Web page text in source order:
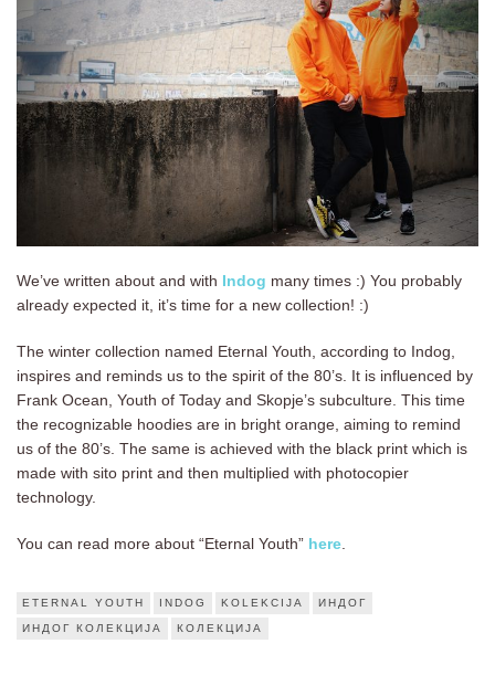
We’ve written about and with Indog many times :) You probably
already expected it, it’s time for a new collection! :)
The winter collection named Eternal Youth, according to Indog,
inspires and reminds us to the spirit of the 80’s. It is influenced by
Frank Ocean, Youth of Today and Skopje’s subculture. This time
the recognizable hoodies are in bright orange, aiming to remind
us of the 80’s. The same is achieved with the black print which is
made with sito print and then multiplied with photocopier
technology.
You can read more about “Eternal Youth” here.
ETERNAL YOUTH INDOG KOLEKCIJA ИНДОГ
ИНДОГ КОЛЕКЦИЈА КОЛЕКЦИЈА